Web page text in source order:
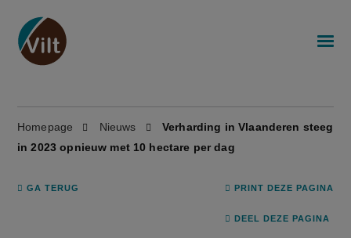
Homepage Nieuws
Verharding in Vlaanderen steeg
in 2023 opnieuw met 10 hectare per dag
GA TERUG PRINT DEZE PAGINA
DEEL DEZE PAGINA